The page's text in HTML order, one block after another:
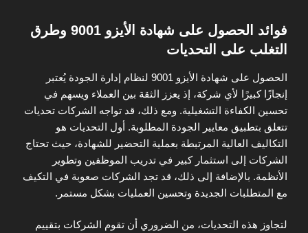
فوائد الحصول على شهادة الأيزو 9001 وطرق
التغلب على التحديات
الحصول على شهادة الأيزو 9001 لنظام إدارة الجودة يُعتبر
إنجازًا كبيرًا لأي شركة، إذ يعزز الثقة بين العملاء ويسهم في
تحسين الكفاءة التشغيلية. ومع ذلك، قد تواجه الشركات تحديات
تتعلق بتطبيق معايير الجودة المطلوبة. أول التحديات هو
التكاليف العالية المرتبطة بعملية التحضير للشهادة، حيث تحتاج
الشركات إلى استثمار كبير في تدريب الموظفين وتطوير
الأنظمة. بالإضافة إلى ذلك، قد تجد الشركات صعوبة في التكيف
مع المتطلبات الجديدة وتحسين العمليات بشكل مستمر.
لتجاوز هذه التحديات، من الضروري أن تقوم الشركات بتقييم